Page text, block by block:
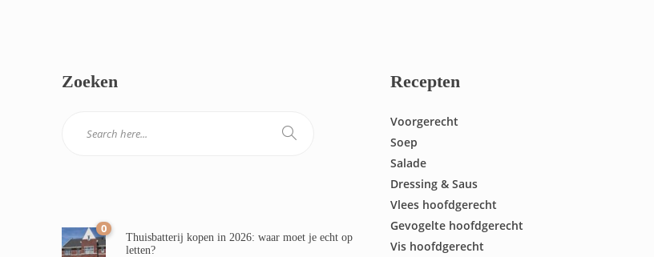
Zoeken
0
Thuisbatterij kopen in 2026: waar moet je echt op
letten?
Recepten
Voorgerecht
Soep
Salade
Dressing & Saus
Vlees hoofdgerecht
Gevogelte hoofdgerecht
Vis hoofdgerecht